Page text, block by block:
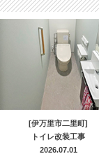
[伊万里市二里町]
トイレ改装工事
2026.07.01